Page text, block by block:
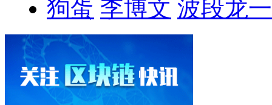
狗蛋 李博文 波段龙一